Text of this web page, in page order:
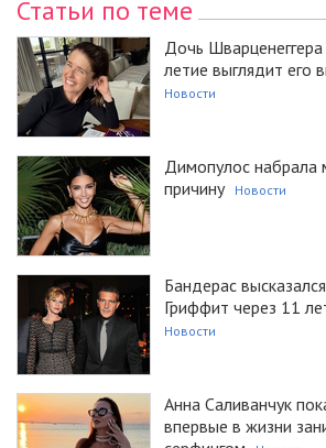
Статьи по теме
Дочь
летие выглядит его
Новости
Димопулос набрала
причину
Новости
Бандерас
Гриффит через 11
Новости
Анна Саливанчук
впервые в жизни